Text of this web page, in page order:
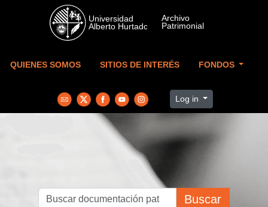
Skip to main content
QUIENES SOMOS SITIOS DE INTERÉS FONDOS
Log in
Buscar